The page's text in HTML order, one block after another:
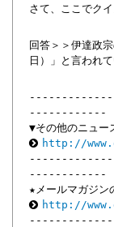
さて、ここでク
回答＞＞伊達政
日）」と言われて
------------
▼その他のニュー
http://
------------
★メールマガジン
http://